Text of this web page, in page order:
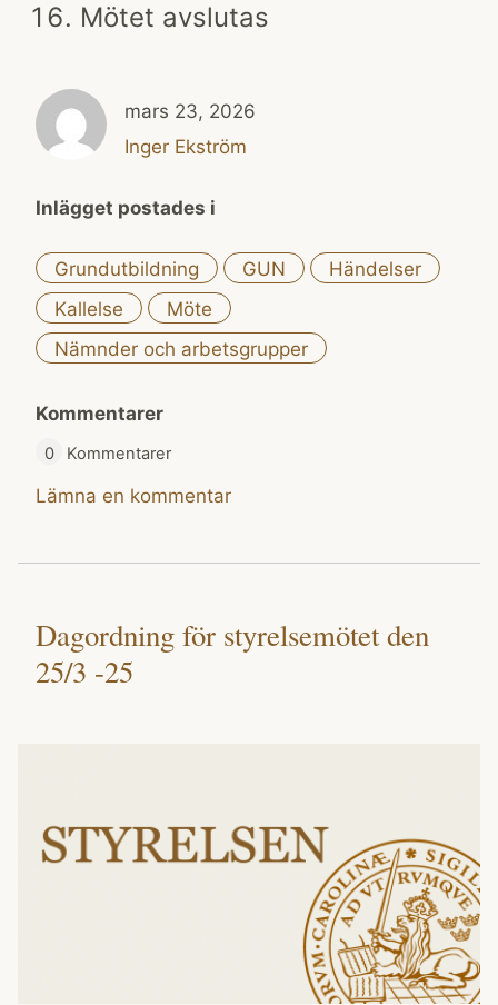
Mötet avslutas
mars 23, 2026
Inger Ekström
Inlägget postades i
Grundutbildning GUN
Händelser
Kallelse
Möte
Nämnder och arbetsgrupper
Kommentarer
0 Kommentarer
Lämna en kommentar
Dagordning för styrelsemötet den
25/3 -25